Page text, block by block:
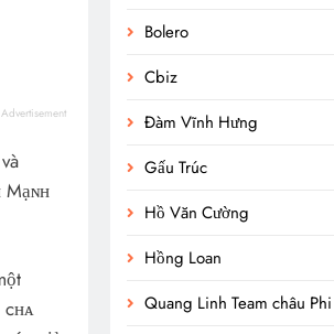
Advertisement
Mạɴʜ
cʜᴀ
Bolero
Cbiz
Đàm Vĩnh Hưng
Gấu Trúc
Hồ Văn Cường
Hồng Loan
Quang Linh Team châu Phi